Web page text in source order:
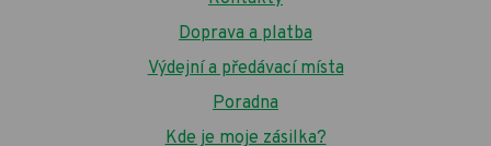
Doprava a platba
Výdejní a předávací místa
Poradna
Kde je moje zásilka?